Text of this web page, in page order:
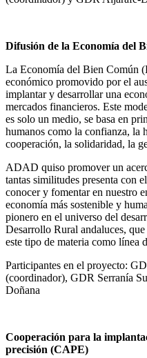
Difusión de la Economía del
La Economía del Bien Común
económico promovido por el
implantar y desarrollar una
mercados financieros. Este
es solo un medio, se basa en
humanos como la confianza, la
cooperación, la solidaridad, la
ADAD quiso promover un
tantas similitudes presenta con
conocer y fomentar en nuestro
economía más sostenible y
pionero en el universo del
Desarrollo Rural andaluces,
este tipo de materia como línea
Participantes en el proyecto:
(coordinador), GDR Serranía
Doñana
Cooperación para la
precisión (CAPE)